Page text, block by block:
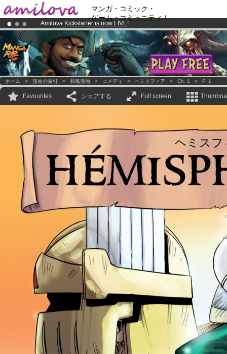
マンガ・コミック・
ゲーム・コミュニティ！
Amilova Kickstarter is now LIVE!.
Already 100000membersand 1000comics & mangas!.
Premium membership from3.95 euros per month !Get membership
ホーム > 漫画の索引 > 和風漫画 > コメディ > ヘミスフィア > Ch. 1 > P. 1
Favourites シェアする Full screen
ヘミスフ